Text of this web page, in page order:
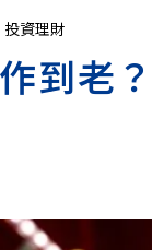
投資理財
到老
樂園